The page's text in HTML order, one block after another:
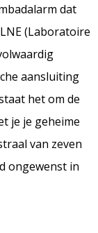
dat
(Laboratoire
aansluiting
het om de
je je geheime
van zeven
ongewenst in